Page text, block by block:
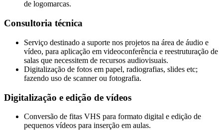
de logomarcas.
Consultoria técnica
Serviço destinado a suporte nos projetos na área de áudio e
vídeo, para aplicação em videoconferência e reestruturação de
salas que necessitem de recursos audiovisuais.
Digitalização de fotos em papel, radiografias, slides etc;
fazendo uso de scanner ou fotografia.
Digitalização e edição de vídeos
Conversão de fitas VHS para formato digital e edição de
pequenos vídeos para inserção em aulas.